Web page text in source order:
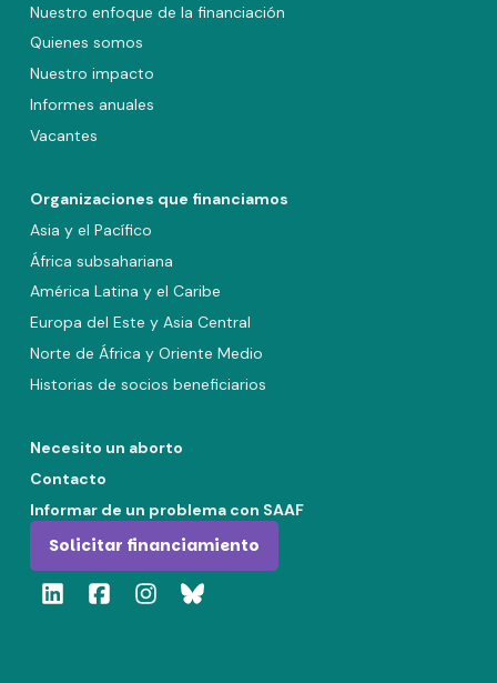
Nuestro enfoque de la financiación
Quienes somos
Nuestro impacto
Informes anuales
Vacantes
Organizaciones que financiamos
Asia y el Pacífico
África subsahariana
América Latina y el Caribe
Europa del Este y Asia Central
Norte de África y Oriente Medio
Historias de socios beneficiarios
Necesito un aborto
Contacto
Informar de un problema con SAAF
Solicitar financiamiento